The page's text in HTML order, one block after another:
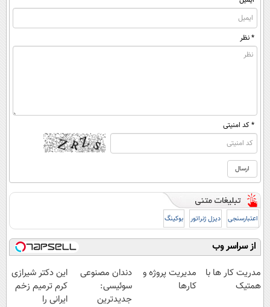
* نظر
* کد امنیتی
اعتبارسنجی دیزل ژنراتور بوکینگ
از سراسر وب
مدریت کار ها با
همتیک
مدیریت پروژه و
کارها
دندان مصنوعی
سوئیسی:
جدیدترین
این دکتر شیرازی
کرم ترمیم زخم
ایرانی را